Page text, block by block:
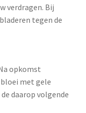
verdragen. Bij
tegen de
opkomst
met gele
daarop volgende